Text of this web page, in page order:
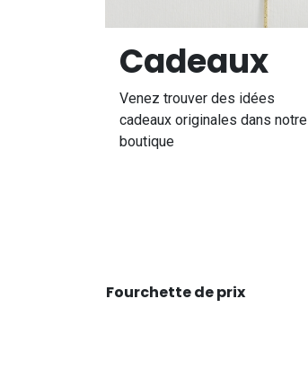
Cadeaux
Venez trouver des idées
cadeaux originales dans notre
boutique
Fourchette de prix